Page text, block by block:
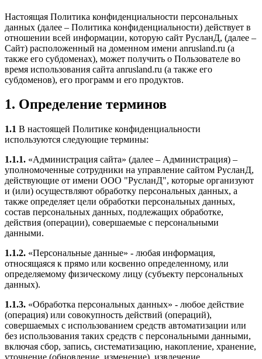
Настоящая Политика конфиденциальности персональных
данных (далее – Политика конфиденциальности) действует в
отношении всей информации, которую сайт РусланД, (далее –
Сайт) расположенный на доменном имени anrusland.ru (а
также его субдоменах), может получить о Пользователе во
время использования сайта anrusland.ru (а также его
субдоменов), его программ и его продуктов.
1. Определение терминов
1.1 В настоящей Политике конфиденциальности
используются следующие термины:
1.1.1. «Администрация сайта» (далее – Администрация) –
уполномоченные сотрудники на управление сайтом РусланД,
действующие от имени ООО "РусланД", которые организуют
и (или) осуществляют обработку персональных данных, а
также определяет цели обработки персональных данных,
состав персональных данных, подлежащих обработке,
действия (операции), совершаемые с персональными
данными.
1.1.2. «Персональные данные» - любая информация,
относящаяся к прямо или косвенно определенному, или
определяемому физическому лицу (субъекту персональных
данных).
1.1.3. «Обработка персональных данных» - любое действие
(операция) или совокупность действий (операций),
совершаемых с использованием средств автоматизации или
без использования таких средств с персональными данными,
включая сбор, запись, систематизацию, накопление, хранение,